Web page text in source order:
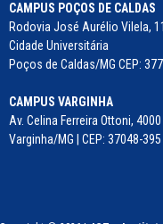
CAMPUS POÇOS DE CALDAS
Rodovia José Aurélio Vilela,
Cidade Universitária
Poços de Caldas/MG CEP:
CAMPUS VARGINHA
Av. Celina Ferreira Ottoni,
Varginha/MG | CEP: 37048-